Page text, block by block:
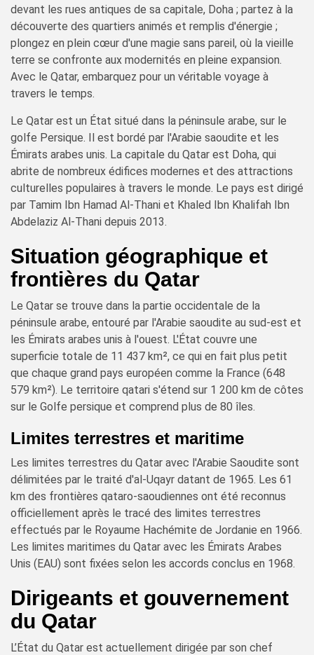
devant les rues antiques de sa capitale, Doha ; partez à la
découverte des quartiers animés et remplis d'énergie ;
plongez en plein cœur d'une magie sans pareil, où la vieille
terre se confronte aux modernités en pleine expansion.
Avec le Qatar, embarquez pour un véritable voyage à
travers le temps.
Le Qatar est un État situé dans la péninsule arabe, sur le
golfe Persique. Il est bordé par l'Arabie saoudite et les
Émirats arabes unis. La capitale du Qatar est Doha, qui
abrite de nombreux édifices modernes et des attractions
culturelles populaires à travers le monde. Le pays est dirigé
par Tamim Ibn Hamad Al-Thani et Khaled Ibn Khalifah Ibn
Abdelaziz Al-Thani depuis 2013.
Situation géographique et
frontières du Qatar
Le Qatar se trouve dans la partie occidentale de la
péninsule arabe, entouré par l'Arabie saoudite au sud-est et
les Émirats arabes unis à l'ouest. L'État couvre une
superficie totale de 11 437 km², ce qui en fait plus petit
que chaque grand pays européen comme la France (648
579 km²). Le territoire qatari s'étend sur 1 200 km de côtes
sur le Golfe persique et comprend plus de 80 îles.
Limites terrestres et maritime
Les limites terrestres du Qatar avec l'Arabie Saoudite sont
délimitées par le traité d'al-Uqayr datant de 1965. Les 61
km des frontières qataro-saoudiennes ont été reconnus
officiellement après le tracé des limites terrestres
effectués par le Royaume Hachémite de Jordanie en 1966.
Les limites maritimes du Qatar avec les Émirats Arabes
Unis (EAU) sont fixées selon les accords conclus en 1968.
Dirigeants et gouvernement
du Qatar
L’État du Qatar est actuellement dirigée par son chef